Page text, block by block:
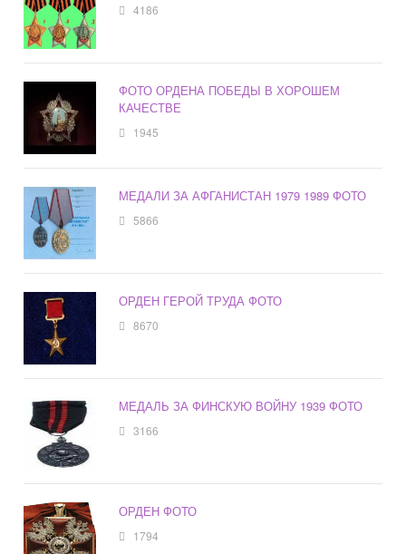
4186
ФОТО ОРДЕНА ПОБЕДЫ В ХОРОШЕМ
КАЧЕСТВЕ
1945
МЕДАЛИ ЗА АФГАНИСТАН 1979 1989 ФОТО
5866
ОРДЕН ГЕРОЙ ТРУДА ФОТО
8670
МЕДАЛЬ ЗА ФИНСКУЮ ВОЙНУ 1939 ФОТО
3166
ОРДЕН ФОТО
1794